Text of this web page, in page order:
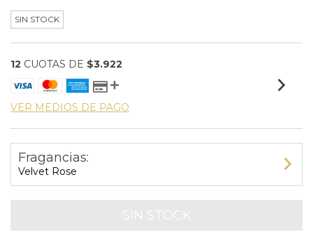
SIN STOCK
12 CUOTAS DE $3.922
VER MEDIOS DE PAGO
Fragancias:
Velvet Rose